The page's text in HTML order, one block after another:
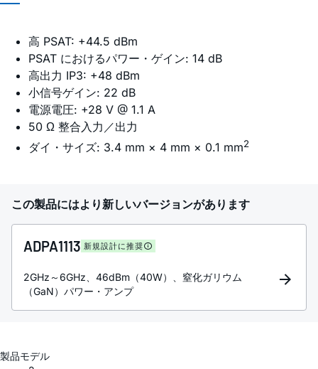
高 PSAT: +44.5 dBm
PSAT におけるパワー・ゲイン: 14 dB
高出力 IP3: +48 dBm
小信号ゲイン: 22 dB
電源電圧: +28 V @ 1.1 A
50 Ω 整合入力／出力
ダイ・サイズ: 3.4 mm × 4 mm × 0.1 mm2
この製品にはより新しいバージョンがあります
ADPA1113 新規設計に推奨
2GHz～6GHz、46dBm（40W）、窒化ガリウム
（GaN）パワー・アンプ
製品モデル